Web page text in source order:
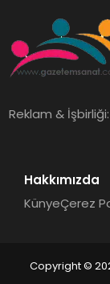
Reklam &
Hakkımızda
KünyeÇerez
Copyright ©